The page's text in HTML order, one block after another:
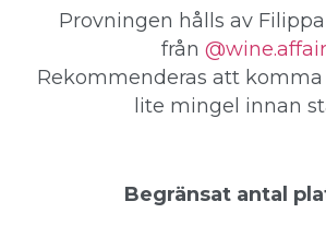
Provningen hålls av
från @wine.affair
Rekommenderas att komma
lite mingel innan
Begränsat antal